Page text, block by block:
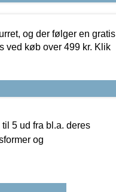
og der følger en gratis
ved køb over 499 kr. Klik
5 ud fra bl.a. deres
og